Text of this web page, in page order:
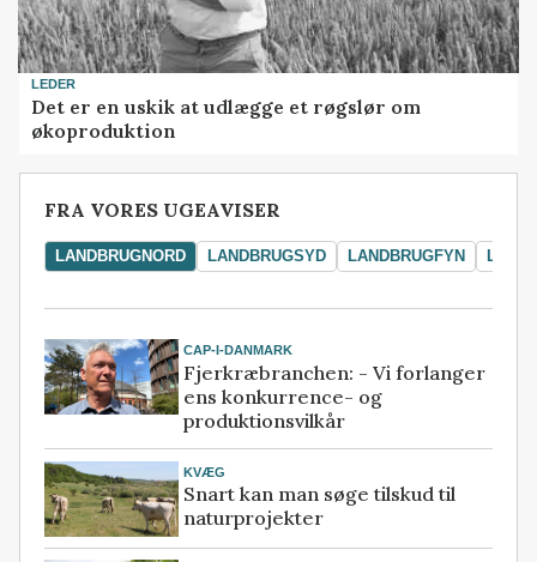
LEDER
Det er en uskik at udlægge et røgslør om
økoproduktion
FRA VORES UGEAVISER
LANDBRUGNORD LANDBRUGSYD LANDBRUGFYN
CAP-I-DANMARK
Fjerkræbranchen: - Vi forlanger
ens konkurrence- og
produktionsvilkår
KVÆG
Snart kan man søge tilskud til
naturprojekter